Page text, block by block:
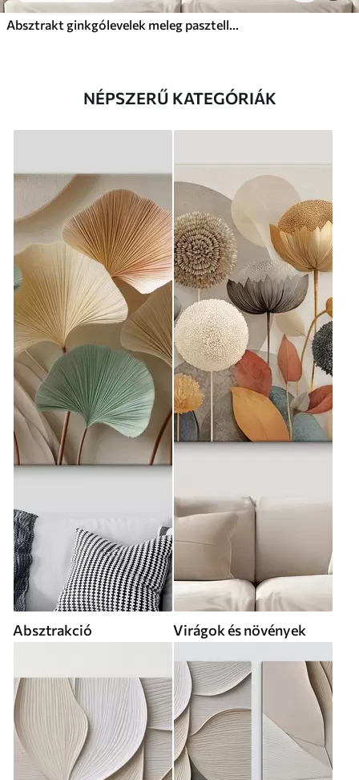
Absztrakt ginkgólevelek meleg pasztell színekben
NÉPSZERŰ KATEGÓRIÁK
Absztrakció Virágok és növények